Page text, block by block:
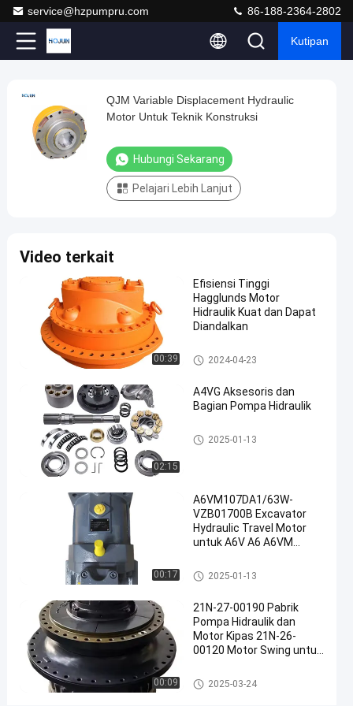
service@hzpumpru.com 86-188-2364-2802
Kutipan
Play
Video
QJM
Variable
Displacement
Konstruksi
motor
hidrolik
2024-
04-23
pandangan
Hubungi
Sekarang
Berbagi
Pompa
Hidrolik
#
Motor
Girang
Hidraulik
QJM Variable Displacement Hydraulic
Motor Untuk Teknik Konstruksi
Hubungi Sekarang
Pelajari Lebih Lanjut
Video terkait
00:39
Efisiensi Tinggi
Hagglunds Motor
Hidraulik Kuat dan Dapat
Diandalkan
motor hidrolik
2024-04-23
02:15
A4VG Aksesoris dan
Bagian Pompa Hidraulik
motor hidrolik
2025-01-13
00:17
A6VM107DA1/63W-
VZB01700B Excavator
Hydraulic Travel Motor
untuk A6V A6 A6VM
A6VM107 A6VM160
A6VM200
motor hidrolik
2025-01-13
00:09
21N-27-00190 Pabrik
Pompa Hidraulik dan
Motor Kipas 21N-26-
00120 Motor Swing untuk
motor hidrolik
2025-03-24